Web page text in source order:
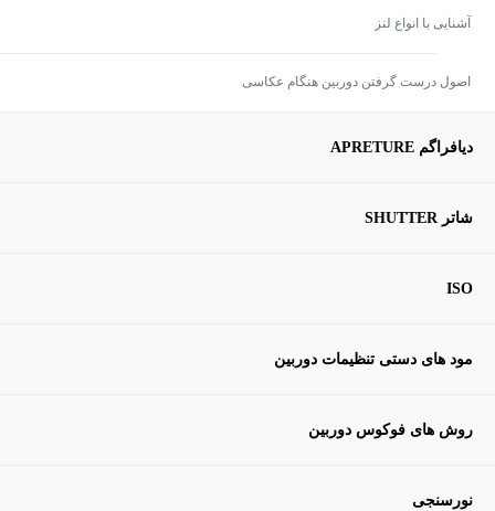
آشنایی با انواع لنز
اصول درست گرفتن دوربین هنگام عکاسی
دیافراگم APRETURE
شاتر SHUTTER
ISO
مود های دستی تنظیمات دوربین
روش های فوکوس دوربین
نورسنجی